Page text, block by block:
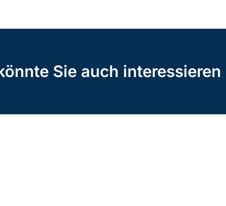
Sie auch interessieren